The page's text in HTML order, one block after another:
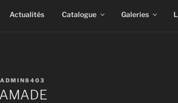
Actualités Catalogue Galeries
ADMIN8403